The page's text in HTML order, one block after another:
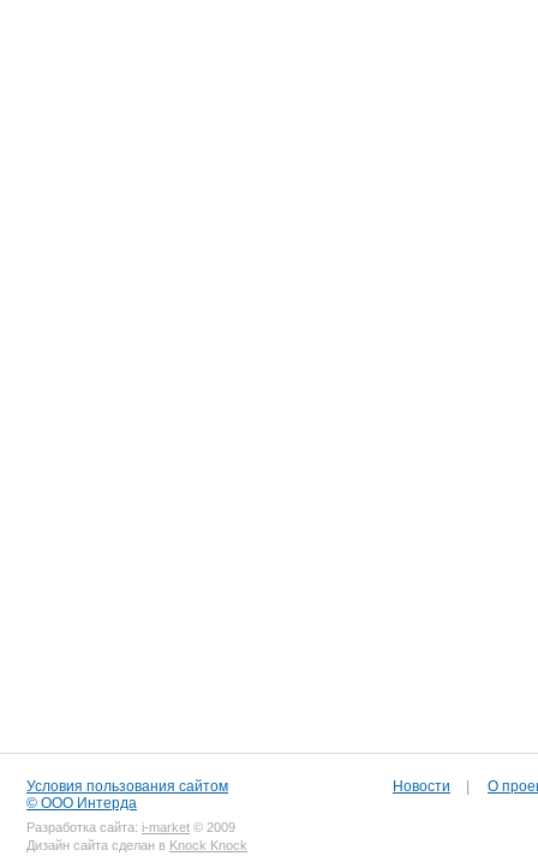
Условия пользования сайтом
© ООО Интерда
Разработка сайта: i-market © 2009
Дизайн сайта сделан в Knock Knock
Новости О